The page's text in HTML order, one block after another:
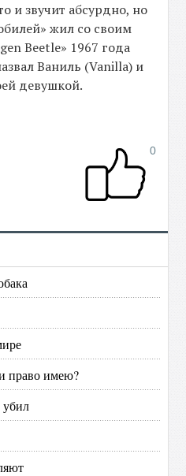
и звучит абсурдно, но
жил со своим
Beetle» 1967 года
Ваниль (Vanilla) и
девушкой.
0
право имею?